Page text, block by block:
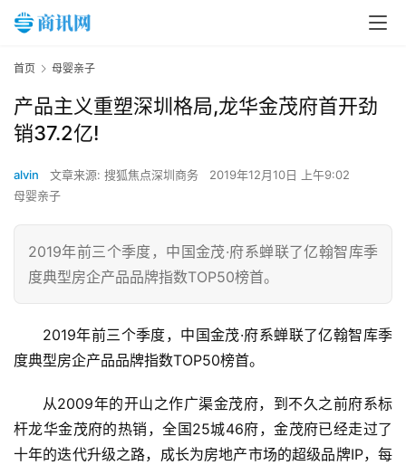
首页 母婴亲子
产品主义重塑深圳格局,龙华金茂府首开劲
销37.2亿!
alvin 文章来源: 搜狐焦点深圳商务
2019年12月10日 上午9:02
母婴亲子
​2019年前三个季度，中国金茂·府系蝉联了亿翰智库季
度典型房企产品品牌指数TOP50榜首。
2019年前三个季度，中国金茂·府系蝉联了亿翰智库季
度典型房企产品品牌指数TOP50榜首。
从2009年的开山之作广渠金茂府，到不久之前府系标
杆龙华金茂府的热销，全国25城46府，金茂府已经走过了
十年的迭代升级之路，成长为房地产市场的超级品牌IP，每